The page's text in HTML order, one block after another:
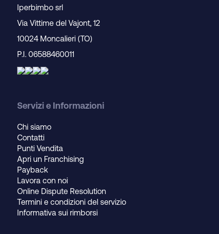
Iperbimbo srl
Via Vittime del Vajont, 12
10024 Moncalieri (TO)
P.I. 06588460011
Servizi e Informazioni
Chi siamo
Contatti
Punti Vendita
Apri un Franchising
Payback
Lavora con noi
Online Dispute Resolution
Termini e condizioni del servizio
Informativa sui rimborsi